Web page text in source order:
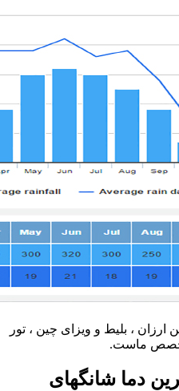
ارزان ، بلیط و ویزای چین ، تور
تخصص ماست.
دما شانگهای